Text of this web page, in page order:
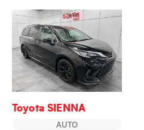
Toyota SIENNA
AUTO